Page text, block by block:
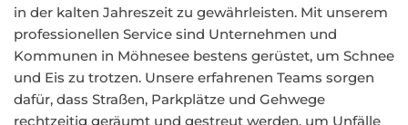
in der kalten Jahreszeit zu gewährleisten. Mit unserem
professionellen Service sind Unternehmen und
Kommunen in Möhnesee bestens gerüstet, um Schnee
und Eis zu trotzen. Unsere erfahrenen Teams sorgen
dafür, dass Straßen, Parkplätze und Gehwege
rechtzeitig geräumt und gestreut werden, um Unfälle